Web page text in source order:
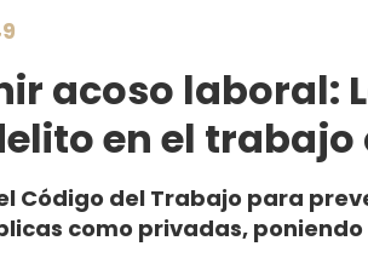
acoso laboral:
en el trabajo
Código del Trabajo para
como privadas,